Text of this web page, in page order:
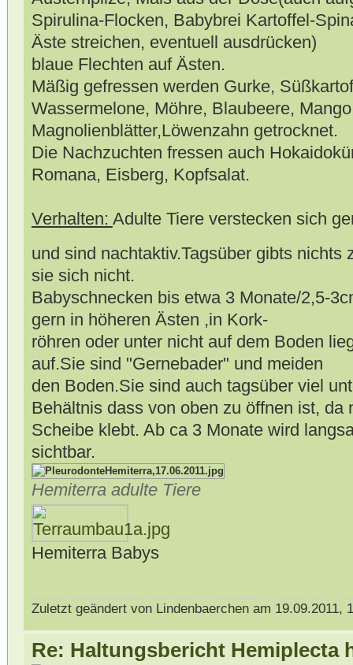
Spirulina-Flocken, Babybrei Kartoffel-
Äste streichen, eventuell ausdrücken)
blaue Flechten auf Ästen.
Mäßig gefressen werden Gurke,
Wassermelone, Möhre, Blaubeere,
Magnolienblätter,Löwenzahn getrocknet.
Die Nachzuchten fressen auch
Romana, Eisberg, Kopfsalat.
Verhalten: Adulte Tiere verstecken sich
und sind nachtaktiv.Tagsüber gibts nichts
sie sich nicht.
Babyschnecken bis etwa 3 Monate/2,5-
gern in höheren Ästen ,in Kork-
röhren oder unter nicht auf dem Boden
auf.Sie sind "Gernebader" und meiden
den Boden.Sie sind auch tagsüber viel
Behältnis dass von oben zu öffnen ist, da
Scheibe klebt. Ab ca 3 Monate wird
sichtbar.
Hemiterra adulte Tiere
Hemiterra Babys
Zuletzt geändert von Lindenbaerchen am 19.09.2011,
Re: Haltungsbericht Hemiplecta